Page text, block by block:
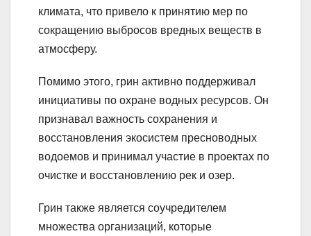
климата, что привело к принятию мер по
сокращению выбросов вредных веществ в
атмосферу.
Помимо этого, грин активно поддерживал
инициативы по охране водных ресурсов. Он
признавал важность сохранения и
восстановления экосистем пресноводных
водоемов и принимал участие в проектах по
очистке и восстановлению рек и озер.
Грин также является соучредителем
множества организаций, которые